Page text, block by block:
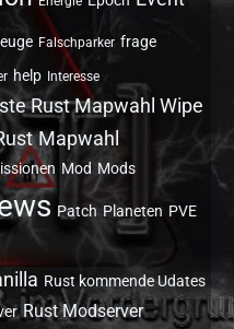
Falschparker frage
help Interesse
Rust Mapwahl Wipe
Mapwahl
Mod Mods
Patch Planeten PVE
Rust kommende Udates
Rust Modserver